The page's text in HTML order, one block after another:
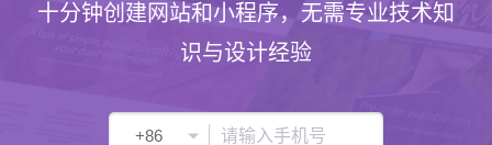
十分钟创建网站和小程序，无需专业技术知
识与设计经验